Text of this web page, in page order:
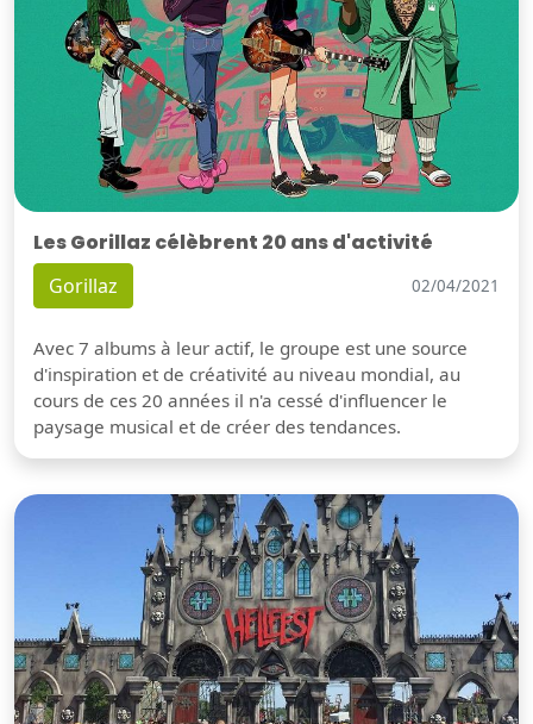
Les Gorillaz célèbrent 20 ans d'activité
Gorillaz 02/04/2021
Avec 7 albums à leur actif, le groupe est une source
d'inspiration et de créativité au niveau mondial, au
cours de ces 20 années il n'a cessé d'influencer le
paysage musical et de créer des tendances.